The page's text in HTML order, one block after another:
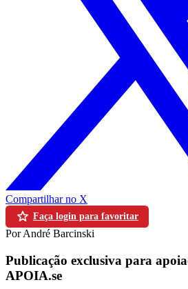
Compartilhar no X
Faça login para favoritar
Por André Barcinski
Publicação exclusiva para
APOIA.se